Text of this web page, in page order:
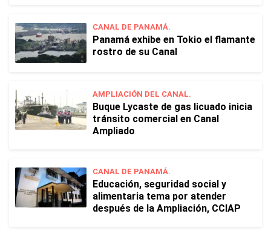
CANAL DE PANAMÁ.
Panamá exhibe en Tokio el flamante
rostro de su Canal
AMPLIACIÓN DEL CANAL.
Buque Lycaste de gas licuado inicia
tránsito comercial en Canal
Ampliado
CANAL DE PANAMÁ.
Educación, seguridad social y
alimentaria tema por atender
después de la Ampliación, CCIAP